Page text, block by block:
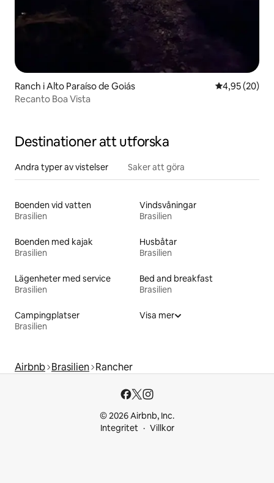
Ranch i Alto Paraíso de Goiás 4,95 av 5 i
4,95 (20)
Recanto Boa Vista
Destinationer att utforska
Andra typer av vistelser Saker att göra
Boenden vid vatten
Brasilien
Vindsvåningar
Brasilien
Boenden med kajak
Brasilien
Husbåtar
Brasilien
Lägenheter med service
Brasilien
Bed and breakfast
Brasilien
Campingplatser
Brasilien
Visa mer
Airbnb Brasilien Rancher
© 2026 Airbnb, Inc.
Integritet
Villkor